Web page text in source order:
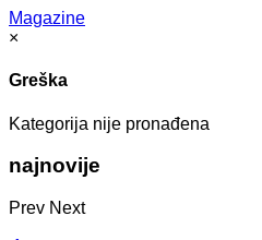
Magazine
×
Greška
Kategorija nije pronađena
najnovije
Prev Next